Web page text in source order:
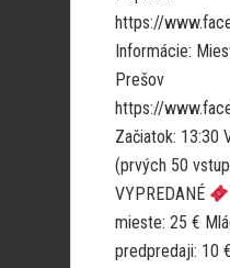
https://
Informácie:
Prešov
https://
Začiatok: 13:30
(prvých 50
VYPREDANÉ
mieste: 25 €
predpredaji: 10